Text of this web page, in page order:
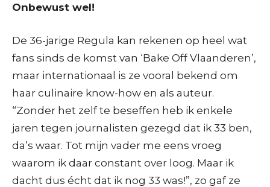
Onbewust wel!
De 36-jarige Regula kan rekenen op heel wat
fans sinds de komst van ‘Bake Off Vlaanderen’,
maar internationaal is ze vooral bekend om
haar culinaire know-how en als auteur.
“Zonder het zelf te beseffen heb ik enkele
jaren tegen journalisten gezegd dat ik 33 ben,
da’s waar. Tot mijn vader me eens vroeg
waarom ik daar constant over loog. Maar ik
dacht dus écht dat ik nog 33 was!”, zo gaf ze